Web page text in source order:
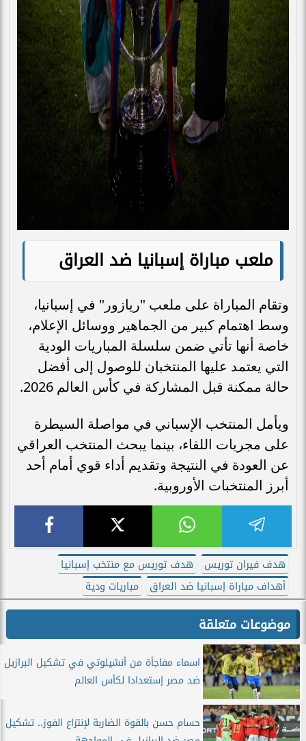
ملعب مباراة إسبانيا ضد العراق
وتقام المباراة على ملعب "ريازور" في إسبانيا،
وسط اهتمام كبير من الجماهير ووسائل الإعلام،
خاصة أنها تأتي ضمن سلسلة المباريات الودية
التي يعتمد عليها المنتخبان للوصول إلى أفضل
حالة ممكنة قبل المشاركة في كأس العالم 2026.
ويأمل المنتخب الإسباني في مواصلة السيطرة
على مجريات اللقاء، بينما يبحث المنتخب العراقي
عن العودة في النتيجة وتقديم أداء قوي أمام أحد
أبرز المنتخبات الأوروبية.
هدف فيران توريس
هدف توريس مع منتخب إسبانيا
أهداف مباراة إسبانيا ضد العراق
مباريات ودية
موضوعات متعلقة
اسماء مفاجأة من أنشيلوتي في تشكيل البرازيل
ضد مصر إستعدادا لكأس العالم
حسام حسن بالقوة الضاربة لإنتزاع الفوز.. تشكيل